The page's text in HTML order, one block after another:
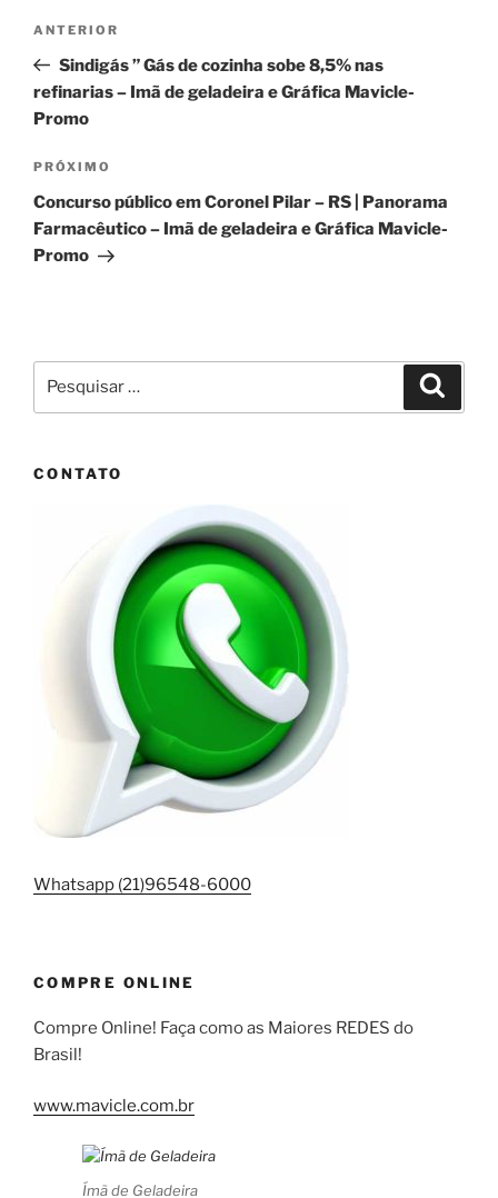
Post
Post
anterior
ANTERIOR
Sindigás ” Gás de cozinha sobe 8,5% nas
refinarias – Imã de geladeira e Gráfica Mavicle-
Promo
Próximo
post
PRÓXIMO
Concurso público em Coronel Pilar – RS | Panorama
Farmacêutico – Imã de geladeira e Gráfica Mavicle-
Promo
por:
CONTATO
Whatsapp (21)96548-6000
COMPRE ONLINE
Compre Online! Faça como as Maiores REDES do
Brasil!
www.mavicle.com.br
Ímã de Geladeira